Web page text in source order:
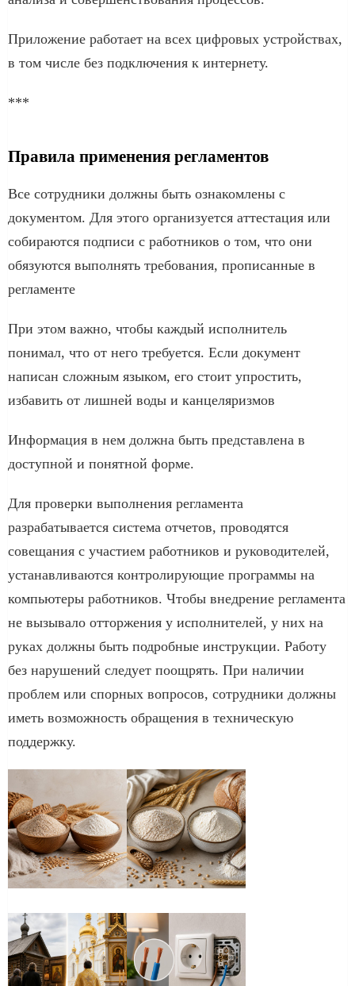
Приложение работает на всех цифровых устройствах,
в том числе без подключения к интернету.
***
Правила применения регламентов
Все сотрудники должны быть ознакомлены с
документом. Для этого организуется аттестация или
собираются подписи с работников о том, что они
обязуются выполнять требования, прописанные в
регламенте
При этом важно, чтобы каждый исполнитель
понимал, что от него требуется. Если документ
написан сложным языком, его стоит упростить,
избавить от лишней воды и канцеляризмов
Информация в нем должна быть представлена в
доступной и понятной форме.
Для проверки выполнения регламента
разрабатывается система отчетов, проводятся
совещания с участием работников и руководителей,
устанавливаются контролирующие программы на
компьютеры работников. Чтобы внедрение регламента
не вызывало отторжения у исполнителей, у них на
руках должны быть подробные инструкции. Работу
без нарушений следует поощрять. При наличии
проблем или спорных вопросов, сотрудники должны
иметь возможность обращения в техническую
поддержку.